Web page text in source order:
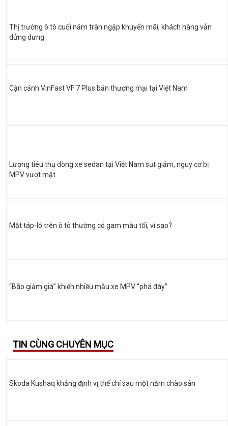
Thị trường ô tô cuối năm tràn ngập khuyến mãi, khách hàng vẫn
dửng dưng
Cận cảnh VinFast VF 7 Plus bản thương mại tại Việt Nam
Lượng tiêu thụ dòng xe sedan tại Việt Nam sụt giảm, nguy cơ bị
MPV vượt mặt
Mặt táp-lô trên ô tô thường có gam màu tối, vì sao?
“Bão giảm giá” khiến nhiều mẫu xe MPV “phá đáy”
TIN CÙNG CHUYÊN MỤC
Skoda Kushaq khẳng định vị thế chỉ sau một năm chào sân